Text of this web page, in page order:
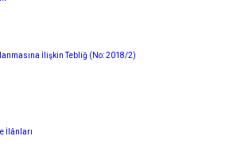
İlişkin Tebliğ (No: 2018/2)
İlânları